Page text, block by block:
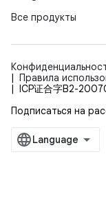
Все продукты
Правила
ICP证合字B2-
Подписаться на